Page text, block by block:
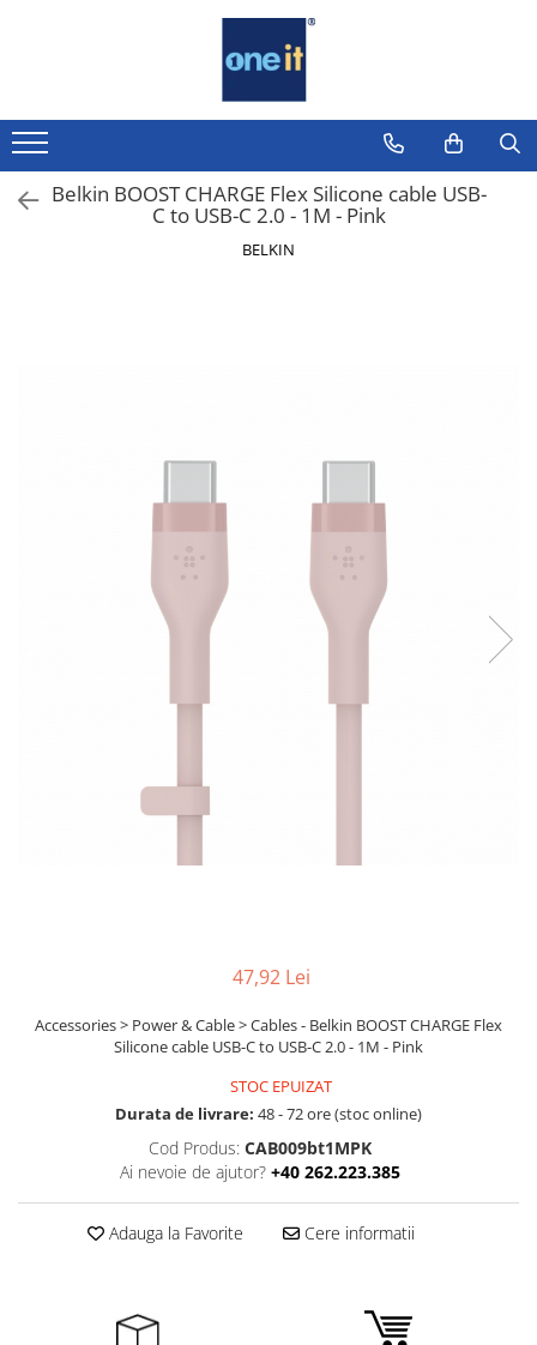
Laptop, Tablete & Telefoane
Laptop / Notebook
Notebook Consumer
Smartphone IPhone
Periferice PC
Camere Web
Componente PC
Belkin BOOST CHARGE Flex Silicone cable USB-
C to USB-C 2.0 - 1M - Pink
BELKIN
47,92 Lei
Accessories > Power & Cable > Cables - Belkin BOOST CHARGE Flex
Silicone cable USB-C to USB-C 2.0 - 1M - Pink
STOC EPUIZAT
Durata de livrare: 48 - 72 ore (stoc online)
Cod Produs: CAB009bt1MPK
Ai nevoie de ajutor? +40 262.223.385
Adauga la Favorite Cere informatii